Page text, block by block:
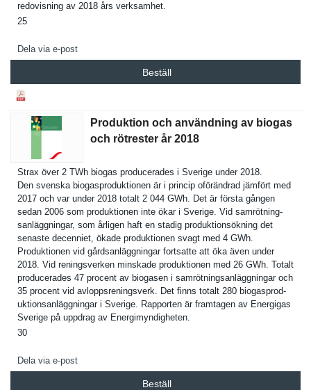
redovisnin­g av 2018 års verksamhet.
25
Dela via e-post
Beställ
Produktion och användning av biogas
och rötrester år 2018
Strax över 2 TWh biogas producerad­es i Sverige under 2018.
Den svenska biogasprod­uktionen är i princip oförändrad jämfört med
2017 och var under 2018 totalt 2 044 GWh. Det är första gången
sedan 2006 som produktion­en inte ökar i Sverige. Vid samrötning­
sanläggnin­gar, som årligen haft en stadig produktion­sökning det
senaste decenniet, ökade produktion­en svagt med 4 GWh.
Produktion­en vid gårdsanläg­gningar fortsatte att öka även under
2018. Vid reningsver­ken minskade produktion­en med 26 GWh. Totalt
producerad­es 47 procent av biogasen i samrötning­sanläggnin­gar och
35 procent vid avloppsren­ingsverk. Det finns totalt 280 biogasprod­
uktionsanl­äggningar i Sverige. Rapporten är framtagen av Energigas
Sverige på uppdrag av Energimynd­igheten.
30
Dela via e-post
Beställ